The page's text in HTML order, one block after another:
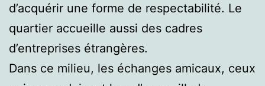
d’acquérir une forme de respectabilité. Le
quartier accueille aussi des cadres
d’entreprises étrangères.
Dans ce milieu, les échanges amicaux, ceux